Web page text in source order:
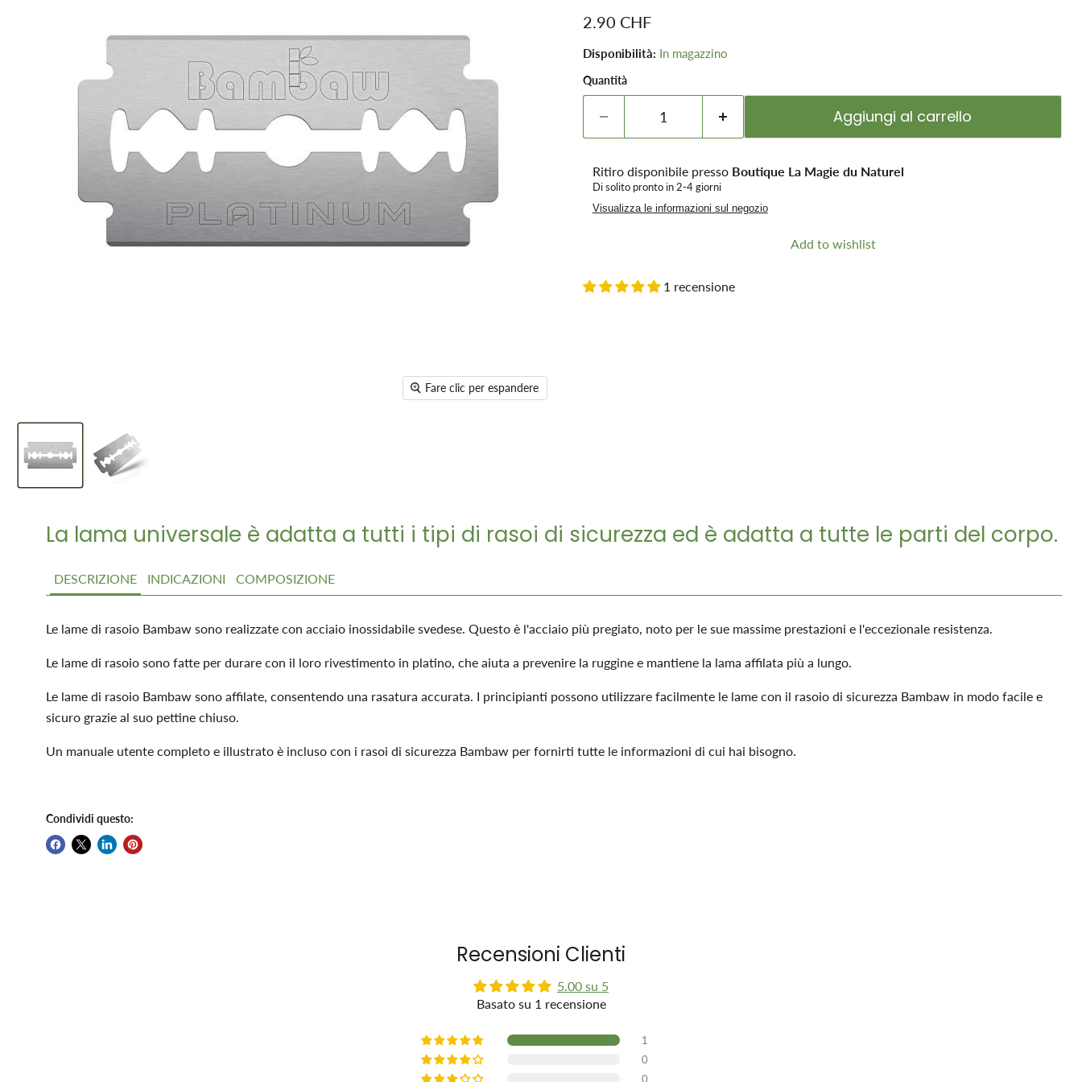
Fare clic per espandere
Prezzo attuale
2.90 CHF
Disponibilità: In magazzino
Quantità
Aggiungi al carrello
Ritiro disponibile presso Boutique La Magie du Naturel
Di solito pronto in 2-4 giorni
Visualizza le informazioni sul negozio
Add to wishlist
1 recensione
La lama universale è adatta a tutti i tipi di rasoi di sicurezza ed è adatta a tutte le parti del corpo.
DESCRIZIONE INDICAZIONI COMPOSIZIONE
Le lame di rasoio Bambaw sono realizzate con acciaio inossidabile svedese. Questo è l'acciaio più pregiato, noto per le sue massime prestazioni e l'eccezionale resistenza.
Le lame di rasoio sono fatte per durare con il loro rivestimento in platino, che aiuta a prevenire la ruggine e mantiene la lama affilata più a lungo.
Le lame di rasoio Bambaw sono affilate, consentendo una rasatura accurata. I principianti possono utilizzare facilmente le lame con il rasoio di sicurezza Bambaw in modo facile e
sicuro grazie al suo pettine chiuso.
Un manuale utente completo e illustrato è incluso con i rasoi di sicurezza Bambaw per fornirti tutte le informazioni di cui hai bisogno.
Condividi questo:
Recensioni Clienti
5.00 su 5
Basato su 1 recensione
1
0
0